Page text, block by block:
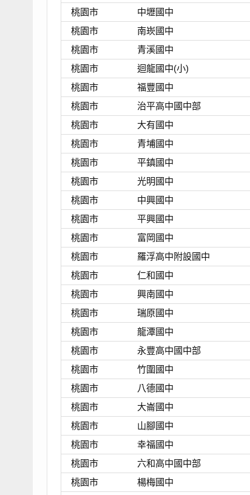
桃園市
中壢國中
桃園市
南崁國中
桃園市
青溪國中
桃園市
迴龍國中(小)
桃園市
福豐國中
桃園市
治平高中國中部
桃園市
大有國中
桃園市
青埔國中
桃園市
平鎮國中
桃園市
光明國中
桃園市
中興國中
桃園市
平興國中
桃園市
富岡國中
桃園市
羅浮高中附設國中
桃園市
仁和國中
桃園市
興南國中
桃園市
瑞原國中
桃園市
龍潭國中
桃園市
永豐高中國中部
桃園市
竹圍國中
桃園市
八德國中
桃園市
大崙國中
桃園市
山腳國中
桃園市
幸福國中
桃園市
六和高中國中部
桃園市
楊梅國中